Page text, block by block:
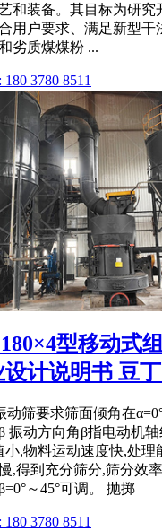
和装备。其目标为研究
用户要求、满足新型干
劣质煤煤粉 ...
3780 8511
型移动式
计说明书 豆
动筛要求筛面倾角在
振动方向角β指电动机
小,物料运动速度快,处理
,得到充分筛分,筛分效
～45°可调。 抛掷
3780 8511